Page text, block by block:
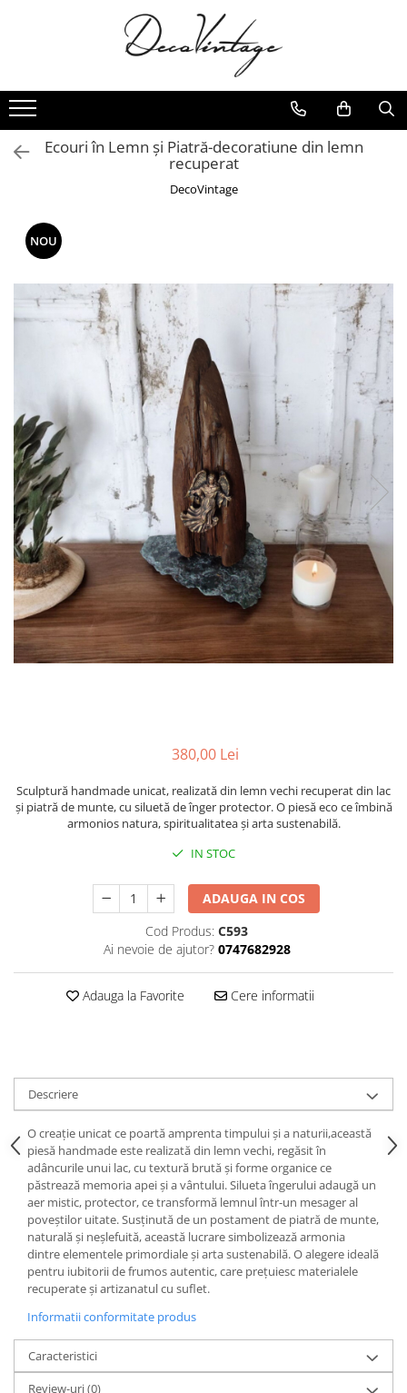
Ecouri în Lemn și Piatră-decoratiune din lemn
recuperat
DecoVintage
NOU
380,00 Lei
Sculptură handmade unicat, realizată din lemn vechi recuperat din lac
și piatră de munte, cu siluetă de înger protector. O piesă eco ce îmbină
armonios natura, spiritualitatea și arta sustenabilă.
IN STOC
ADAUGA IN COS
Cod Produs: C593
Ai nevoie de ajutor? 0747682928
Adauga la Favorite Cere informatii
Descriere
O creație unicat ce poartă amprenta timpului și a naturii,această
piesă handmade este realizată din lemn vechi, regăsit în
adâncurile unui lac, cu textură brută și forme organice ce
păstrează memoria apei și a vântului. Silueta îngerului adaugă un
aer mistic, protector, ce transformă lemnul într-un mesager al
poveștilor uitate. Susținută de un postament de piatră de munte,
naturală și neșlefuită, această lucrare simbolizează armonia
dintre elementele primordiale și arta sustenabilă. O alegere ideală
pentru iubitorii de frumos autentic, care prețuiesc materialele
recuperate și artizanatul cu suflet.
Informatii conformitate produs
Caracteristici
Review-uri(0)